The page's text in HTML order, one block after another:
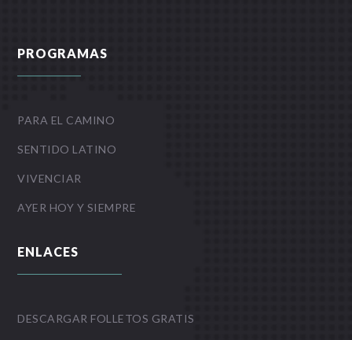
PROGRAMAS
PARA EL CAMINO
SENTIDO LATINO
VIVENCIAR
AYER HOY Y SIEMPRE
ENLACES
DESCARGAR FOLLETOS GRATIS